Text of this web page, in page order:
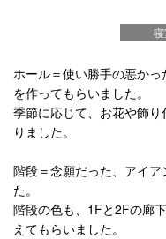
ホール＝使い勝手の悪か
を作ってもらいました。
季節に応じて、お花や飾
りました。
階段＝念願だった、アイ
た。
階段の色も、1Fと2Fの廊
えてもらいました。